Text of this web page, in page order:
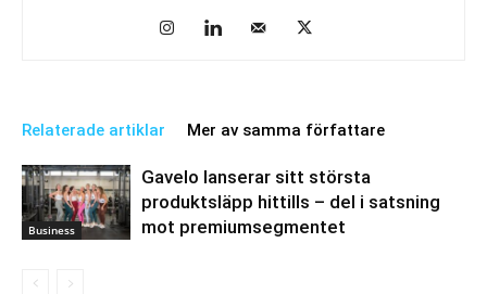
Relaterade artiklar Mer av samma författare
Business
Gavelo lanserar sitt största
produktsläpp hittills – del i satsning
mot premiumsegmentet